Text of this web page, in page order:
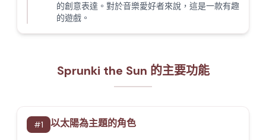
的創意表達。對於音樂愛好者來說，這是一款有趣
的遊戲。
Sprunki the Sun 的主要功能
#1 以太陽為主題的角色